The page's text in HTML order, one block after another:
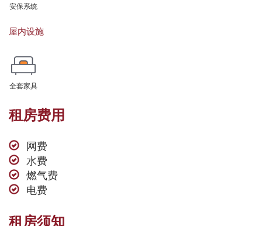
安保系统
屋内设施
全套家具
租房费用
网费
水费
燃气费
电费
租房须知